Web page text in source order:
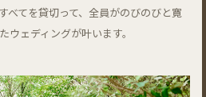
べてを貸切って、全員がのびのびと寛
ェディングが叶います。